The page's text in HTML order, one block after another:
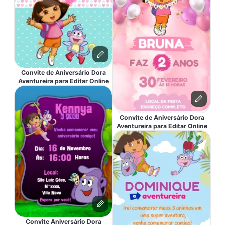
Convite de Aniversário Dora
Aventureira para Editar Online
Convite Aniversário Dora
Convite de Aniversário Dora
Aventureira para Editar Online